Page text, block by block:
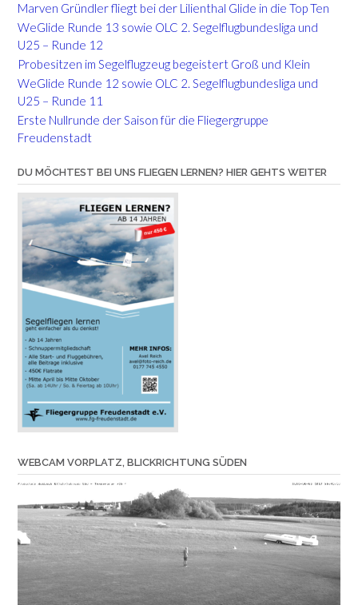
Marven Gründler fliegt bei der Lilienthal Glide in die Top Ten
WeGlide Runde 13 sowie OLC 2. Segelflugbundesliga und
U25 – Runde 12
Probesitzen im Segelflugzeug begeistert Groß und Klein
WeGlide Runde 12 sowie OLC 2. Segelflugbundesliga und
U25 – Runde 11
Erste Nullrunde der Saison für die Fliegergruppe
Freudenstadt
DU MÖCHTEST BEI UNS FLIEGEN LERNEN? HIER GEHTS WEITER
WEBCAM VORPLATZ, BLICKRICHTUNG SÜDEN